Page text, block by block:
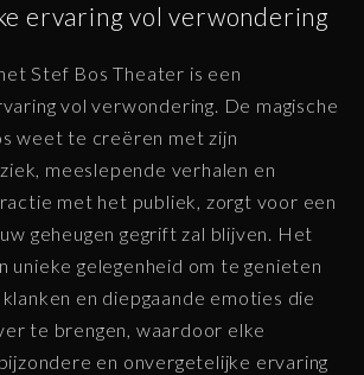
ervaring vol verwondering
Stef Bos Theater is een
vol verwondering. De magische
weet te creëren met zijn
meeslepende verhalen en
met het publiek, zorgt voor een
geheugen gegrift zal blijven. Het
unieke gelegenheid om te genieten
en diepgaande emoties die
te brengen, waardoor elke
en onvergetelijke ervaring